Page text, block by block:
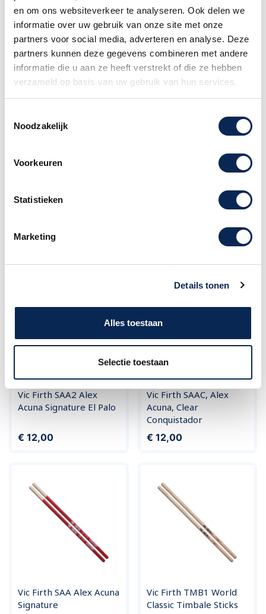
en om ons websiteverkeer te analyseren. Ook delen we
informatie over uw gebruik van onze site met onze
partners voor social media, adverteren en analyse. Deze
partners kunnen deze gegevens combineren met andere
informatie die u aan ze heeft verstrekt of die ze hebben
verzameld op basis van uw gebruik van hun services.
Noodzakelijk
Voorkeuren
Statistieken
Marketing
Details tonen
Alles toestaan
Selectie toestaan
Deze stokken zijn ideaal voor lichtere
speelstijlen en bieden een gemakkelijke grip en
snelle respons. Het koepelvormige eindontwerp
helpt deuken in de timbaalvellen te voorkomen,
en het slanke profiel zorgt voor een helder,
gearticuleerd cascarageluid.
Neem dan contact met ons op. Onze
Klantenservice Amsterdam
Vic Firth SAA2 Alex
Acuna Signature El Palo
Prijs
€ 12,00
Vic Firth SAAC, Alex
Acuna, Clear
Conquistador
Prijs
€ 12,00
Vic Firth SAA Alex Acuna
Signature
Vic Firth TMB1 World
Classic Timbale Sticks